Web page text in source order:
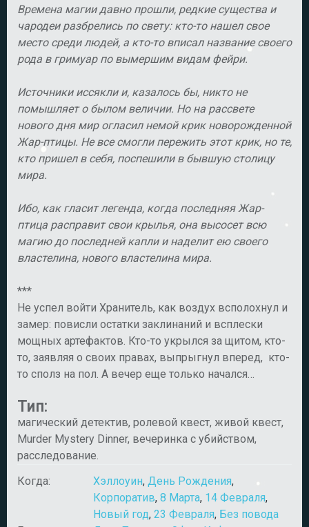
Времена магии давно прошли, редкие существа и
чародеи разбрелись по свету: кто-то нашел свое
место среди людей, а кто-то вписал название своего
рода в гримуар по вымершим видам фейри.
Источники иссякли и, казалось бы, никто не
помышляет о былом величии. Но на рассвете
нового дня мир огласил немой крик новорожденной
Жар-птицы. Не все смогли пережить этот крик, но те,
кто пришел в себя, поспешили в бывшую столицу
мира.
Ибо, как гласит легенда, когда последняя Жар-
птица расправит свои крылья, она высосет всю
магию до последней капли и наделит ею своего
властелина, нового властелина мира.
***
Не успел войти Хранитель, как воздух всполохнул и
замер: повисли остатки заклинаний и всплески
мощных артефактов. Кто-то укрылся за щитом, кто-
то, заявляя о своих правах, выпрыгнул вперед, кто-
то сполз на пол. А вечер еще только начался…
Тип:
магический детектив, ролевой квест, живой квест,
Murder Mystery Dinner, вечеринка с убийством,
расследование.
Когда:
Хэллоуин, День Рождения,
Корпоратив, 8 Марта, 14 Февраля,
Новый год, 23 Февраля, Без повода